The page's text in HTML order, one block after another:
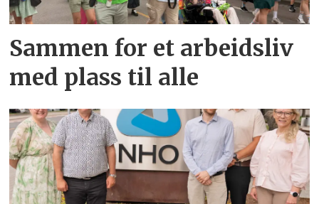
Sammen for et arbeidsliv
med plass til alle